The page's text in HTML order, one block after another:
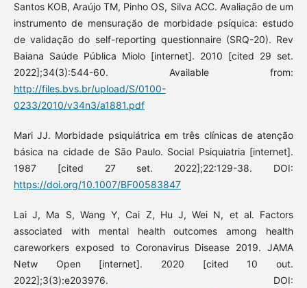
Santos KOB, Araújo TM, Pinho OS, Silva ACC. Avaliação de um
instrumento de mensuração de morbidade psíquica: estudo
de validação do self-reporting questionnaire (SRQ-20). Rev
Baiana Saúde Pública Miolo [internet]. 2010 [cited 29 set.
2022];34(3):544-60. Available from:
http://files.bvs.br/upload/S/0100-
0233/2010/v34n3/a1881.pdf
Mari JJ. Morbidade psiquiátrica em três clínicas de atenção
básica na cidade de São Paulo. Social Psiquiatria [internet].
1987 [cited 27 set. 2022];22:129-38. DOI:
https://doi.org/10.1007/BF00583847
Lai J, Ma S, Wang Y, Cai Z, Hu J, Wei N, et al. Factors
associated with mental health outcomes among health
careworkers exposed to Coronavirus Disease 2019. JAMA
Netw Open [internet]. 2020 [cited 10 out.
2022];3(3):e203976. DOI: